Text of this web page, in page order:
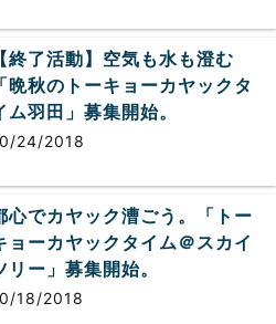
【終了活動】空気も水も澄む
「晩秋のトーキョーカヤックタ
ム羽田」募集開始。
24/2018
心でカヤック漕ごう。「トー
ョーカヤックタイム＠スカイ
リー」募集開始。
18/2018